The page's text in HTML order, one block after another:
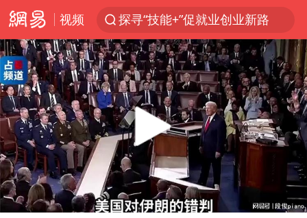
视频
探寻“技能+”促就业创业新路
维持强台风级！白海豚直奔华东沿海
印度暴发金迪普拉病毒
41岁女子为鼓励女儿考上985研究生
24小时不关空调 电费反而更低？
美国退回1000亿美元关税
“事业单位招聘不是人情买卖”
河南试行周五下午弹性离岗
Play
00:00